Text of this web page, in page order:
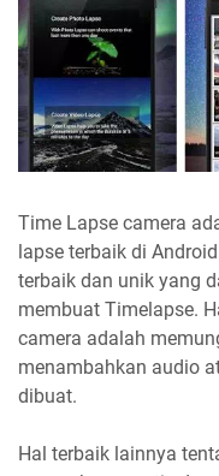
Time Lapse camera
lapse terbaik di
terbaik dan unik yang
membuat Timelapse.
camera adalah
menambahkan audio
dibuat.
Hal terbaik lainnya